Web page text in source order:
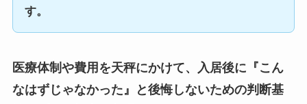
す。
医療体制や費用を天秤にかけて、入居後に『こん
なはずじゃなかった』と後悔しないための判断基